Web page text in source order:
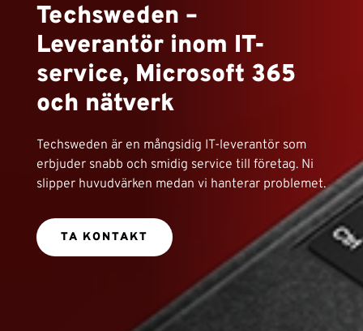
Techsweden –
Leverantör inom IT-
service, Microsoft 365
och nätverk
Techsweden är en mångsidig IT-leverantör som
erbjuder snabb och smidig service till företag. Ni
slipper huvudvärken medan vi hanterar problemet.
TA KONTAKT